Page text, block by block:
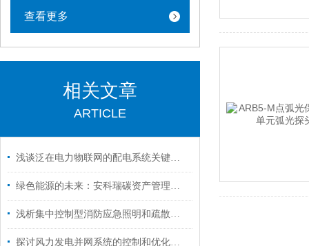
查看更多
相关文章
ARTICLE
浅谈泛在电力物联网的配电系统关键技术研究
绿色能源的未来：安科瑞碳资产管理云平台助力发电企业迈向碳中和
浅析集中控制型消防应急照明和疏散指示系统在住宅项目中的设计和应用
探讨风力发电并网系统的控制和优化策略